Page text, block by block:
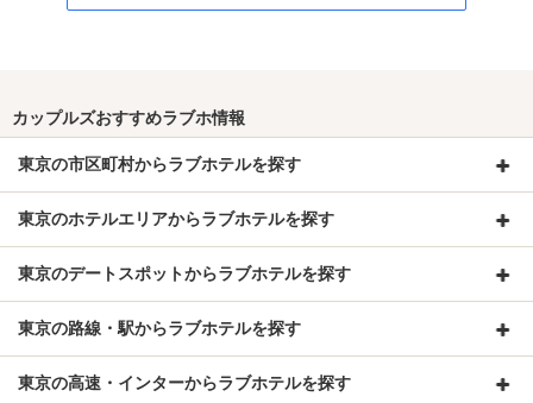
カップルズおすすめラブホ情報
東京の市区町村からラブホテルを探す
東京のホテルエリアからラブホテルを探す
東京のデートスポットからラブホテルを探す
東京の路線・駅からラブホテルを探す
東京の高速・インターからラブホテルを探す